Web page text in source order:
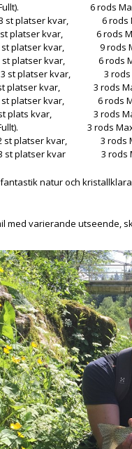
6 rods
platser kvar, 6 rods
platser kvar, 6 rods Max.
st platser kvar, 9 rods
kvar, 6 rods Max.
kvar, 3 rods Max.
platser kvar, 3 rods
st platser kvar, 6 rods
st plats kvar, 3 rods
3 rods
kvar, 3 rods
kvar 3 rods
natur och
med varierande utseende,